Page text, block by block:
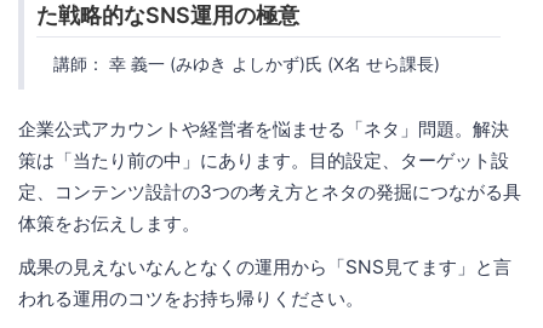
た戦略的なSNS運用の極意
講師： 幸 義一 (みゆき よしかず)氏 (X名 せら課長)
企業公式アカウントや経営者を悩ませる「ネタ」問題。解決
策は「当たり前の中」にあります。目的設定、ターゲット設
定、コンテンツ設計の3つの考え方とネタの発掘につながる具
体策をお伝えします。
成果の見えないなんとなくの運用から「SNS見てます」と言
われる運用のコツをお持ち帰りください。